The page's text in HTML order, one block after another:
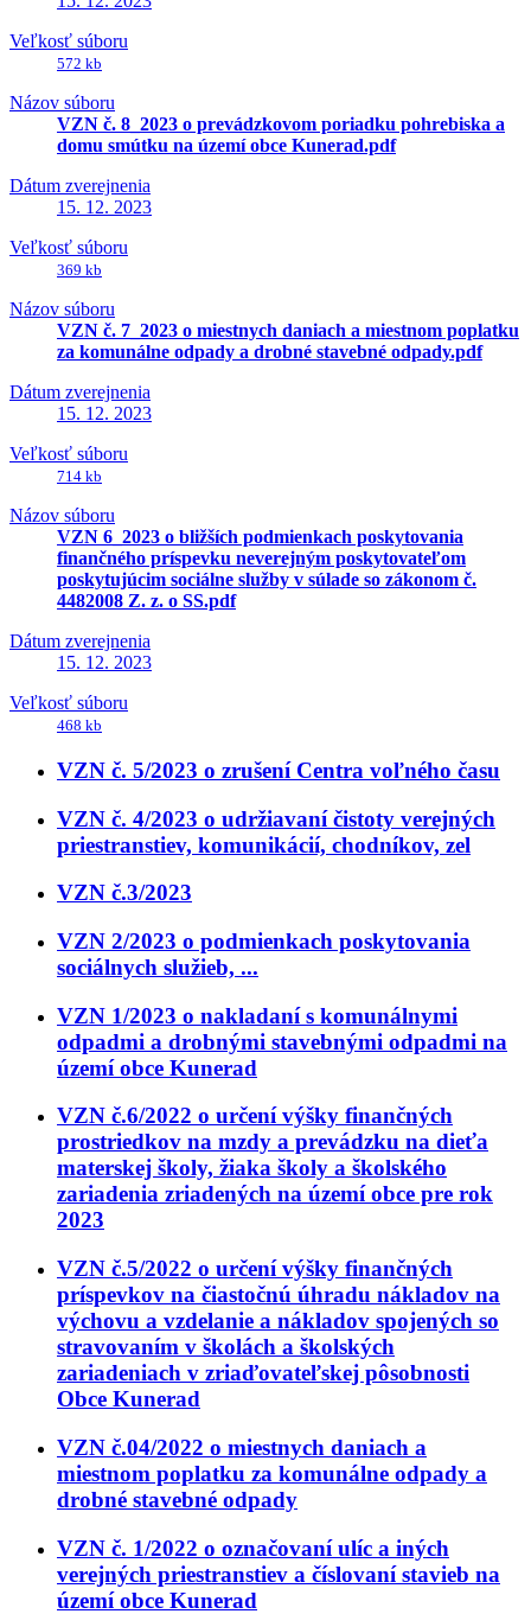
Veľkosť súboru
572 kb
Názov súboru
VZN č. 8_2023 o prevádzkovom poriadku pohrebiska a
domu smútku na území obce Kunerad.pdf
Dátum zverejnenia
15. 12. 2023
Veľkosť súboru
369 kb
Názov súboru
VZN č. 7_2023 o miestnych daniach a miestnom poplatku
za komunálne odpady a drobné stavebné odpady.pdf
Dátum zverejnenia
15. 12. 2023
Veľkosť súboru
714 kb
Názov súboru
VZN 6_2023 o bližších podmienkach poskytovania
finančného príspevku neverejným poskytovateľom
poskytujúcim sociálne služby v súlade so zákonom č.
4482008 Z. z. o SS.pdf
Dátum zverejnenia
15. 12. 2023
Veľkosť súboru
468 kb
VZN č. 5/2023 o zrušení Centra voľného času
VZN č. 4/2023 o udržiavaní čistoty verejných
priestranstiev, komunikácií, chodníkov, zel
VZN č.3/2023
VZN 2/2023 o podmienkach poskytovania
sociálnych služieb, ...
VZN 1/2023 o nakladaní s komunálnymi
odpadmi a drobnými stavebnými odpadmi na
území obce Kunerad
VZN č.6/2022 o určení výšky finančných
prostriedkov na mzdy a prevádzku na dieťa
materskej školy, žiaka školy a školského
zariadenia zriadených na území obce pre rok
2023
VZN č.5/2022 o určení výšky finančných
príspevkov na čiastočnú úhradu nákladov na
výchovu a vzdelanie a nákladov spojených so
stravovaním v školách a školských
zariadeniach v zriaďovateľskej pôsobnosti
Obce Kunerad
VZN č.04/2022 o miestnych daniach a
miestnom poplatku za komunálne odpady a
drobné stavebné odpady
VZN č. 1/2022 o označovaní ulíc a iných
verejných priestranstiev a číslovaní stavieb na
území obce Kunerad